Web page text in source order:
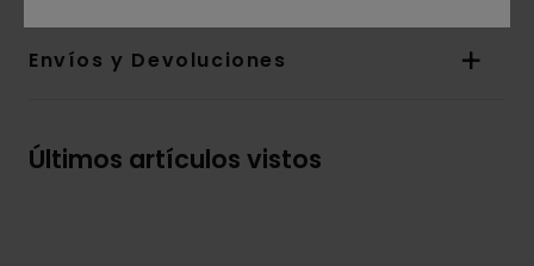
Envíos y Devoluciones
Últimos artículos vistos